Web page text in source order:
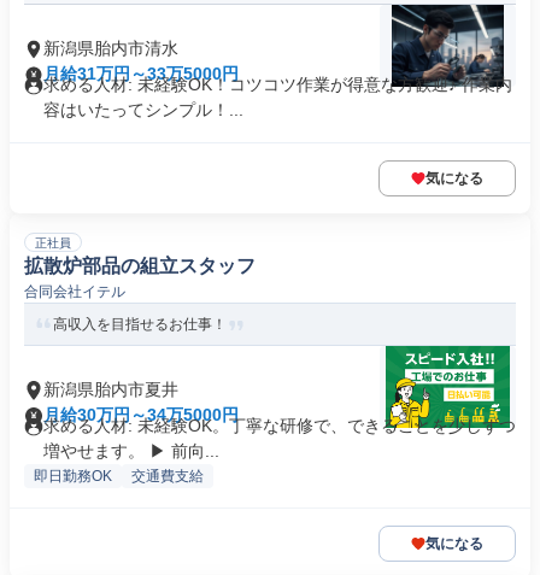
新潟県胎内市清水
月給31万円～33万5000円
求める人材: 未経験OK！コツコツ作業が得意な方歓迎♪ 作業内
容はいたってシンプル！...
気になる
正社員
拡散炉部品の組立スタッフ
合同会社イテル
高収入を目指せるお仕事！
新潟県胎内市夏井
月給30万円～34万5000円
求める人材: 未経験OK。丁寧な研修で、できることを少しずつ
増やせます。 ▶ 前向...
即日勤務OK 交通費支給
気になる